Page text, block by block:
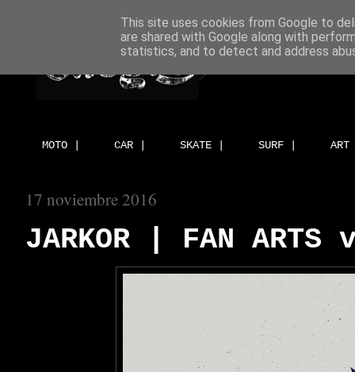
MOTO | CAR | SKATE | SURF |
17 noviembre 2016
JARKOR | FAN
This site uses cookies from Google to
are shared with Google along with
statistics, and to detect and address